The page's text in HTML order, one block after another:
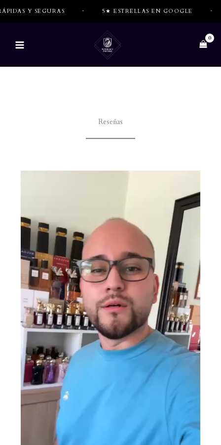
Ir
Y SEGURAS • 5★ ESTRELLAS EN GOOGLE •
Reseñas